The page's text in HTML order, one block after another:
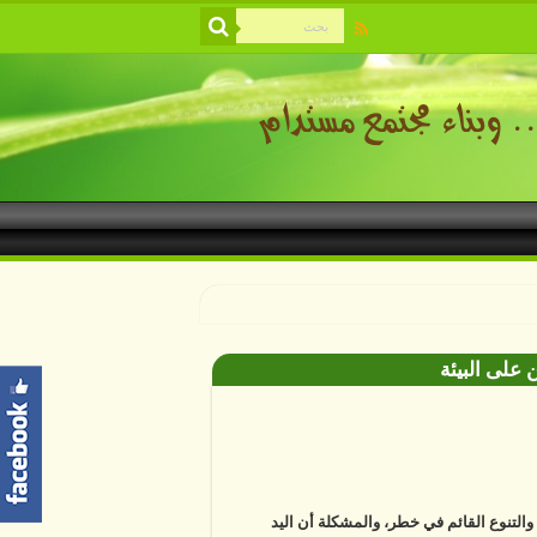
على البيئة
والتنوع القائم في خطر، والمشكلة أن اليد